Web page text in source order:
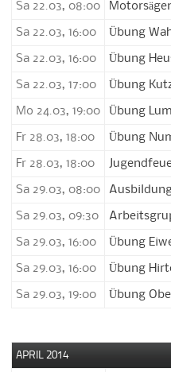
Sa 22.03, 08:00
Sa 22.03, 16:00 Übung
Sa 22.03, 16:00 Übung
Sa 22.03, 17:00 Übung
Mo 24.03, 19:00 Übung
Fr 28.03, 18:00 Übung
Fr 28.03, 18:00
Sa 29.03, 08:00
Sa 29.03, 09:30
Sa 29.03, 16:00 Übung
Sa 29.03, 16:00 Übung
Sa 29.03, 19:00 Übung
APRIL 2014